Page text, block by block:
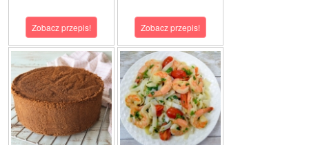
Zobacz przepis! Zobacz przepis!